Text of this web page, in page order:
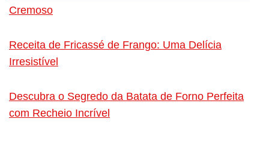
Cremoso
Receita de Fricassé de Frango: Uma Delícia
Irresistível
Descubra o Segredo da Batata de Forno Perfeita
com Recheio Incrível